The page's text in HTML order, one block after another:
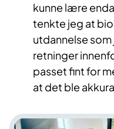
kunne lære
tenkte jeg at
utdannelse som
retninger
passet fint for
at det ble